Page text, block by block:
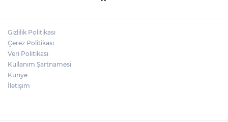
Gizlilik Politikası
Çerez Politikası
Veri Politikası
Kullanım Şartnamesi
Künye
İletişim